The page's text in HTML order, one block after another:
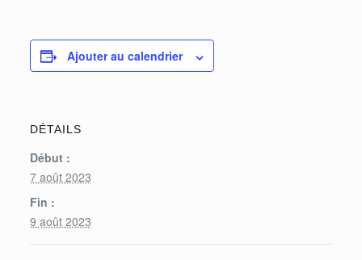
Ajouter au calendrier
DÉTAILS
Début :
7 août 2023
Fin :
9 août 2023